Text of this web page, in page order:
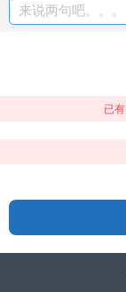
来说两句吧。。。
已有